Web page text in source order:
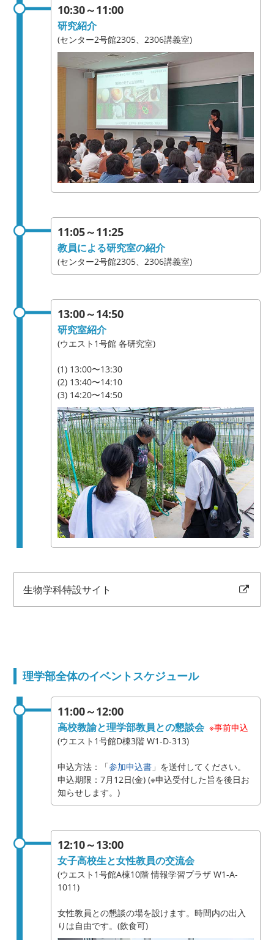
10:30～11:00
研究紹介
(センター2号館2305、2306講義室)
11:05～11:25
教員による研究室の紹介
(センター2号館2305、2306講義室)
13:00～14:50
研究室紹介
(ウエスト1号館 各研究室)
(1) 13:00〜13:30
(2) 13:40〜14:10
(3) 14:20〜14:50
生物学科特設サイト
理学部全体のイベントスケジュール
11:00～12:00
高校教諭と理学部教員との懇談会※事前申込
(ウエスト1号館D棟3階 W1-D-313)
申込方法：「参加申込書」を送付してください。
申込期限：7月12日(金) (※申込受付した旨を後日お
知らせします。)
12:10～13:00
女子高校生と女性教員の交流会
(ウエスト1号館A棟10階 情報学習プラザ W1-A-
1011)
女性教員との懇談の場を設けます。時間内の出入
りは自由です。(飲食可)